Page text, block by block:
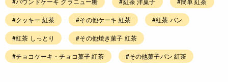
#クッキー 紅茶 #その他ケーキ 紅茶 #紅茶 パン
#紅茶 しっとり #その他焼き菓子 紅茶
#チョコケーキ・チョコ菓子 紅茶 #その他菓子パン 紅茶